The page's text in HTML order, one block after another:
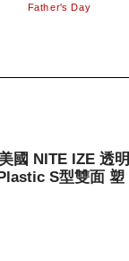
Father's Day
國 NITE IZE 透明
S型雙面 塑